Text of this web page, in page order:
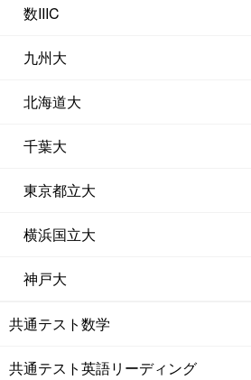
数IIIC
九州大
北海道大
千葉大
東京都立大
横浜国立大
神戸大
共通テスト数学
共通テスト英語リーディング